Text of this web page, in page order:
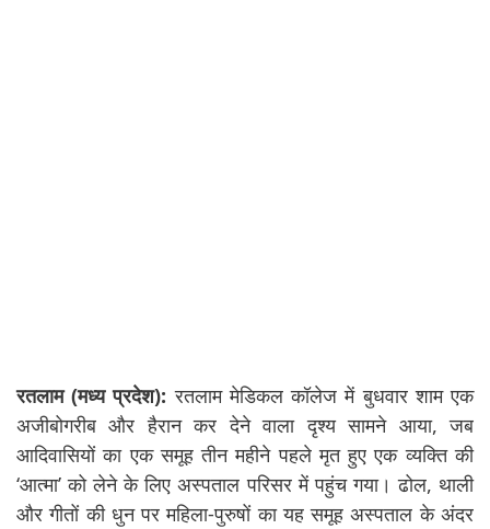
रतलाम (मध्य प्रदेश): रतलाम मेडिकल कॉलेज में बुधवार शाम एक
अजीबोगरीब और हैरान कर देने वाला दृश्य सामने आया, जब
आदिवासियों का एक समूह तीन महीने पहले मृत हुए एक व्यक्ति की
‘आत्मा’ को लेने के लिए अस्पताल परिसर में पहुंच गया। ढोल, थाली
और गीतों की धुन पर महिला-पुरुषों का यह समूह अस्पताल के अंदर